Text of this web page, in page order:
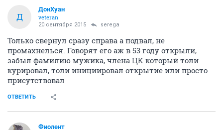
Д
ДонХуан
veteran
20 сентября 2015 serega
Только свернул сразу справа а подвал, не
промахнелься. Говорят его аж в 53 году открыли,
забыл фамилию мужика, члена ЦК который толи
курировал, толи инициировал открытие или просто
присутствовал
ОТВЕТИТЬ
Фиолент